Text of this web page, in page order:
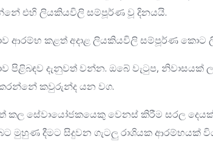
එහි ලියකියවිලි සම්පූර්ණ වූ දිනයයි.
ආරම්භ කළත් අදාළ ලියකියවිලි සම්පූර්ණ කොට
පිළිබඳව දැනුවත් වන්න. ඔබේ වැටුප,
කවුරුන්ද යන වග.
කල සේවායෝජකයෙකු වෙනස් කිරීම සරල
මුහුණ දීමට සිදුවන ගැටලු රාශියක ආරම්භයක්